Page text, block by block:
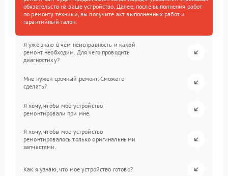
обязательств на ваше устройство. Далее, после выполнения работ
по ремонту техники, вы получите акт выполненных работ и
гарантийный талон.
Я уже знаю в чем неисправность и какой
ремонт необходим. Для чего проводить
диагностику?
Мне нужен срочный ремонт. Сможете
сделать?
Я хочу, чтобы мое устройство
ремонтировали при мне.
Я хочу, чтобы мое устройство
ремонтировалось только оригинальными
запчастями.
Как я узнаю, что мое устройство готово?